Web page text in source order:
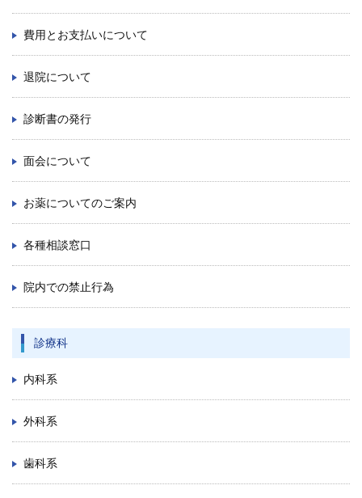
九州大学大学院 薬学研究院
九州大学
九州大学病院 別府病院
費用とお支払いについて
退院について
診断書の発行
面会について
お薬についてのご案内
各種相談窓口
院内での禁止行為
診療科
内科系
外科系
歯科系